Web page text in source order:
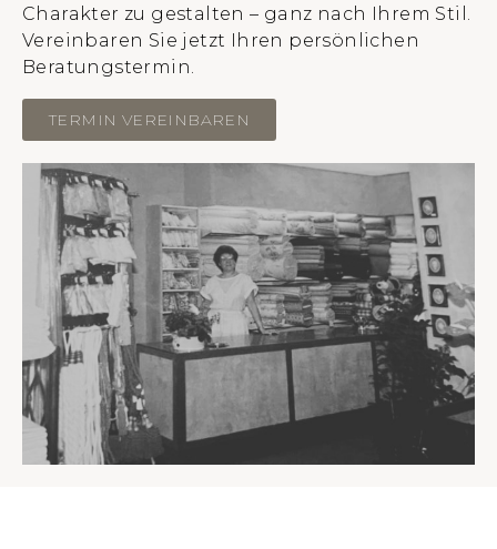
Charakter zu gestalten – ganz nach Ihrem Stil.
Vereinbaren Sie jetzt Ihren persönlichen
Beratungstermin.
TERMIN VEREINBAREN